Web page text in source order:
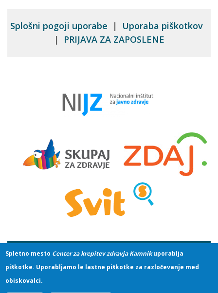
Spletno mesto Center za krepitev zdravja Kamnikuporablja
piškotke. Uporabljamo le lastne piškotke za razločevanje med
obiskovalci.
Splošni pogoji uporabe | Uporaba piškotkov
|
PRIJAVA ZA ZAPOSLENE
© 2019 Zdravstveni dom dr. Julija Polca Kamnik
| Vse pravice pridržane